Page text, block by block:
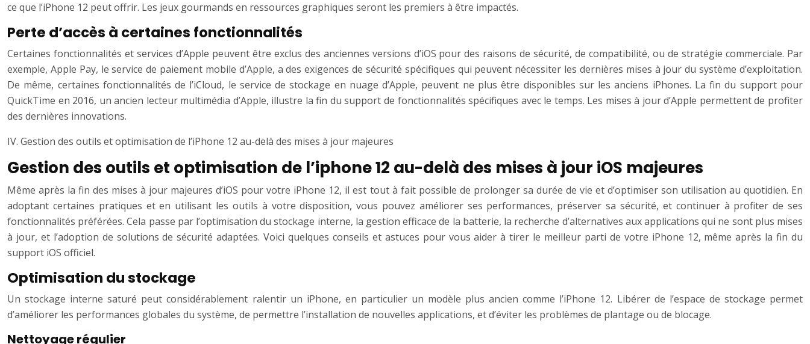
ce que l’iPhone 12 peut offrir. Les jeux gourmands en ressources graphiques seront les premiers à être impactés.
Perte d’accès à certaines fonctionnalités
Certaines fonctionnalités et services d’Apple peuvent être exclus des anciennes versions d’iOS pour des raisons de sécurité, de compatibilité, ou de stratégie commerciale. Par
exemple, Apple Pay, le service de paiement mobile d’Apple, a des exigences de sécurité spécifiques qui peuvent nécessiter les dernières mises à jour du système d’exploitation.
De même, certaines fonctionnalités de l’iCloud, le service de stockage en nuage d’Apple, peuvent ne plus être disponibles sur les anciens iPhones. La fin du support pour
QuickTime en 2016, un ancien lecteur multimédia d’Apple, illustre la fin du support de fonctionnalités spécifiques avec le temps. Les mises à jour d’Apple permettent de profiter
des dernières innovations.
IV. Gestion des outils et optimisation de l’iPhone 12 au-delà des mises à jour majeures
Gestion des outils et optimisation de l’iphone 12 au-delà des mises à jour iOS majeures
Même après la fin des mises à jour majeures d’iOS pour votre iPhone 12, il est tout à fait possible de prolonger sa durée de vie et d’optimiser son utilisation au quotidien. En
adoptant certaines pratiques et en utilisant les outils à votre disposition, vous pouvez améliorer ses performances, préserver sa sécurité, et continuer à profiter de ses
fonctionnalités préférées. Cela passe par l’optimisation du stockage interne, la gestion efficace de la batterie, la recherche d’alternatives aux applications qui ne sont plus mises
à jour, et l’adoption de solutions de sécurité adaptées. Voici quelques conseils et astuces pour vous aider à tirer le meilleur parti de votre iPhone 12, même après la fin du
support iOS officiel.
Optimisation du stockage
Un stockage interne saturé peut considérablement ralentir un iPhone, en particulier un modèle plus ancien comme l’iPhone 12. Libérer de l’espace de stockage permet
d’améliorer les performances globales du système, de permettre l’installation de nouvelles applications, et d’éviter les problèmes de plantage ou de blocage.
Nettoyage régulier